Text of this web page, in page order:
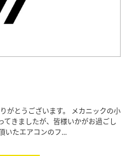
がとうございます。 メカニックの小
てきましたが、皆様いかがお過ごし
いたエアコンのフ...